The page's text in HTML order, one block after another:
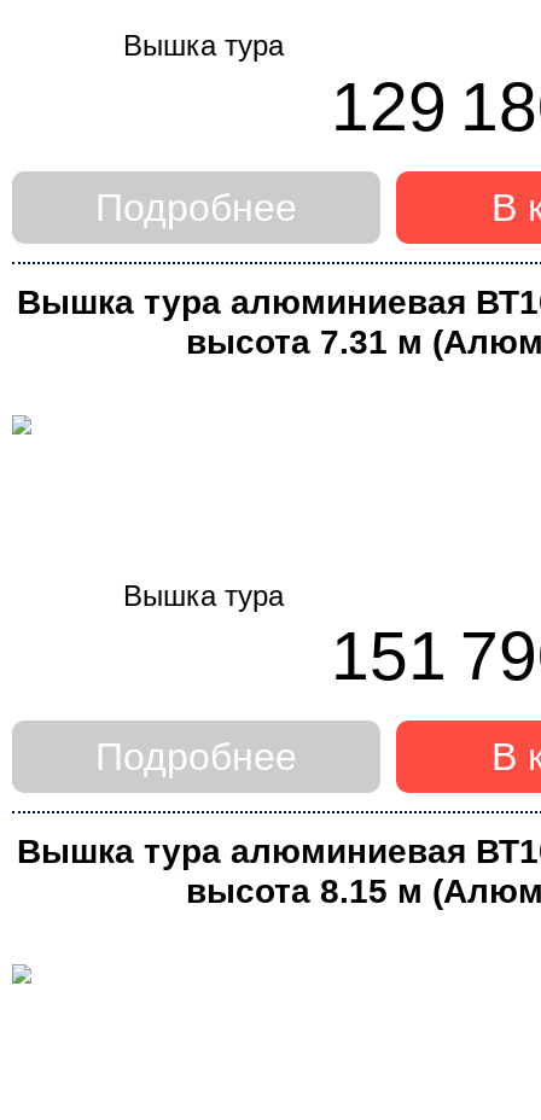
129
В
Подробнее
Вышка тура алюминиевая
высота 7.31 м
151
В
Подробнее
Вышка тура алюминиевая
высота 8.15 м